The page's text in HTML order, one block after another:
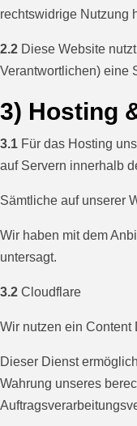
rechtswidrige Nutzung
2.2 Diese Website
Verantwortlichen) eine
3) Hosting
3.1 Für das Hosting
auf Servern innerhalb
Sämtliche auf unserer
Wir haben mit dem
untersagt.
3.2 Cloudflare
Wir nutzen ein Content
Dieser Dienst
Wahrung unseres